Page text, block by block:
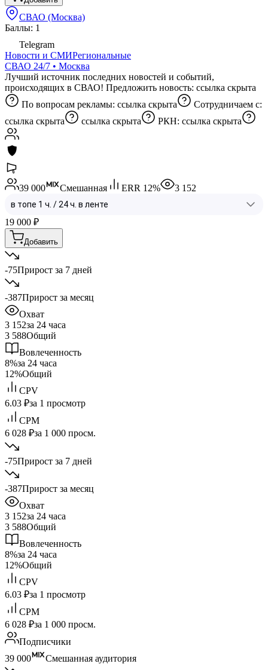
СВАО (Москва)
Баллы: 1
Telegram
Новости и СМИРегиональные
СВАО 24/7 • Москва
Лучший источник последних новостей и событий,
происходящих в СВАО! Предложить новость: ссылка скрыта
По вопросам рекламы: ссылка скрыта
Сотрудничаем с:
ссылка скрыта
ссылка скрыта РКН: ссылка скрыта
39 000 Смешанная ERR 12% 3 152
19 000 ₽
Добавить
-75Прирост за 7 дней
-387Прирост за месяц
Охват
3 152за 24 часа
3 588Общий
Вовлеченность
8%за 24 часа
12%Общий
CPV
6.03 ₽за 1 просмотр
CPM
6 028 ₽за 1 000 просм.
-75Прирост за 7 дней
-387Прирост за месяц
Охват
3 152за 24 часа
3 588Общий
Вовлеченность
8%за 24 часа
12%Общий
CPV
6.03 ₽за 1 просмотр
CPM
6 028 ₽за 1 000 просм.
Подписчики
39 000
Смешанная аудитория